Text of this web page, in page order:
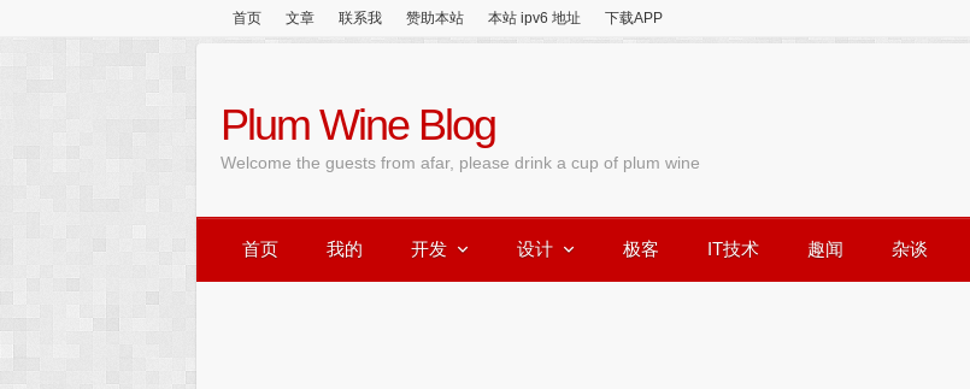
首页 文章 联系我 赞助本站 本站 ipv6 地址 下载APP
Plum Wine Blog
Welcome the guests from afar, please drink a cup of plum wine
首页 我的 开发 设计 极客 IT技术 趣闻 杂谈